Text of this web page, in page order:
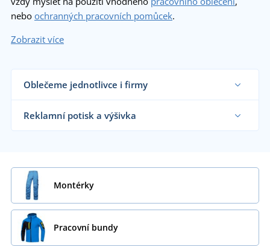
nebo ochranných pracovních pomůcek.
Zobrazit více
Oblečeme jednotlivce i firmy
Dodáváme pracovní oblečení řemeslníkům,
velkým výrobním firmám i koncovým zákazníkům
již od 1 kusu.
Chci vědět více
Reklamní potisk a výšivka
Montérky
Pracovní bundy